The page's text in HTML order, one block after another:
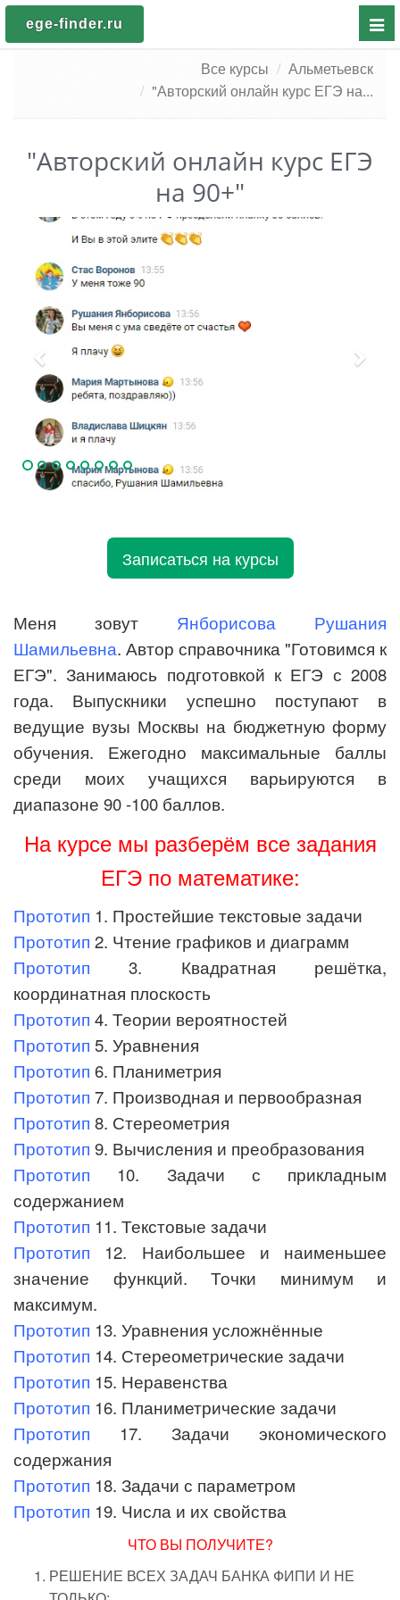
ege-finder.ru
Все курсы
Альметьевск
"Авторский онлайн курс ЕГЭ на...
"Авторский онлайн курс ЕГЭ
на 90+"
Записаться на курсы
Меня зовут Янборисова Рушания
Шамильевна. Автор справочника "Готовимся к
ЕГЭ". Занимаюсь подготовкой к ЕГЭ с 2008
года. Выпускники успешно поступают в
ведущие вузы Москвы на бюджетную форму
обучения. Ежегодно максимальные баллы
среди моих учащихся варьируются в
диапазоне 90 -100 баллов.
На курсе мы разберём все задания
ЕГЭ по математике:
Прототип 1. Простейшие текстовые задачи
Прототип 2. Чтение графиков и диаграмм
Прототип 3. Квадратная решётка,
координатная плоскость
Прототип 4. Теории вероятностей
Прототип 5. Уравнения
Прототип 6. Планиметрия
Прототип 7. Производная и первообразная
Прототип 8. Стереометрия
Прототип 9. Вычисления и преобразования
Прототип 10. Задачи с прикладным
содержанием
Прототип 11. Текстовые задачи
Прототип 12. Наибольшее и наименьшее
значение функций. Точки минимум и
максимум.
Прототип 13. Уравнения усложнённые
Прототип 14. Стереометрические задачи
Прототип 15. Неравенства
Прототип 16. Планиметрические задачи
Прототип 17. Задачи экономического
содержания
Прототип 18. Задачи с параметром
Прототип 19. Числа и их свойства
ЧТО ВЫ ПОЛУЧИТЕ?
РЕШЕНИЕ ВСЕХ ЗАДАЧ БАНКА ФИПИ И НЕ